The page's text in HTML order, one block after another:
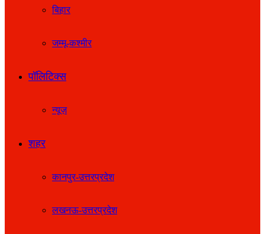
बिहार
जम्मू-कश्मीर
पॉलिटिक्स
न्यूज़
शहर
कानपुर-उत्तरप्रदेश
लखनऊ-उत्तरप्रदेश